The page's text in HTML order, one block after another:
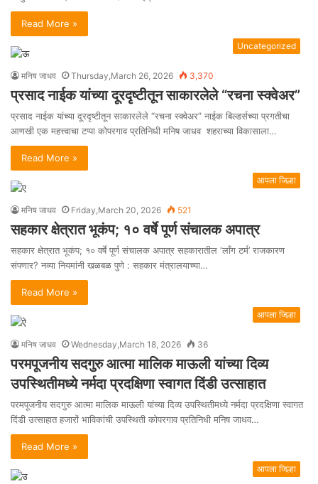
Read More »
Uncategorized
मनिष जाधव Thursday,March 26, 2026 3,370
प्रसाद नाईक यांच्या दूरदृष्टीतून साकारलेले “रचना स्क्वेअर”
प्रसाद नाईक यांच्या दूरदृष्टीतून साकारलेले “रचना स्क्वेअर” नाईक बिल्डर्सच्या प्रगतीचा
आणखी एक महत्त्वाचा टप्पा कोपरगाव प्रतिनिधी मनिष जाधव शहराच्या विकासाला…
Read More »
आपला जिल्हा
मनिष जाधव Friday,March 20, 2026 521
सहकार क्षेत्रात भूकंप; १० वर्षे पूर्ण संचालक अपात्र
सहकार क्षेत्रात भूकंप; १० वर्षे पूर्ण संचालक अपात्र सहकारातील ‘लाँग टर्म’ राजकारण
संपणार? नव्या नियमांनी खळबळ पुणे : सहकार मंत्रालयाच्या…
Read More »
आपला जिल्हा
मनिष जाधव Wednesday,March 18, 2026 36
परमपूजनीय सदगुरु आत्मा मालिक माऊली यांच्या दिव्य
उपस्थितीमध्ये नर्मदा प्रदक्षिणा स्वागत दिंडी उत्साहात
परमपूजनीय सदगुरु आत्मा मालिक माऊली यांच्या दिव्य उपस्थितीमध्ये नर्मदा प्रदक्षिणा स्वागत
दिंडी उत्साहात हजारों भाविकांची उपस्थिती कोपरगाव प्रतिनिधी मनिष जाधव…
Read More »
आपला जिल्हा